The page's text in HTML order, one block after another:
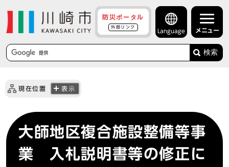
防災ポータル
外部リンク
Language メニュー
検索
現在位置 表示
大師地区複合施設整備等事
業 入札説明書等の修正に